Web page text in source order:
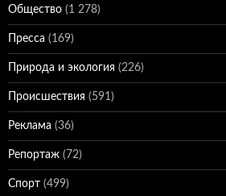
Общество (1 278)
Пресса (169)
Природа и экология (226)
Происшествия (591)
Реклама (36)
Репортаж (72)
Спорт (499)